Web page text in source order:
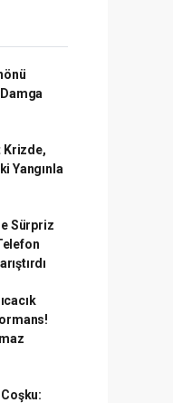
Krizde,
Yangınla
Sürpriz